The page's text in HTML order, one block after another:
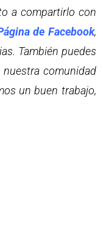
a compartirlo con
de Facebook,
También puedes
nuestra comunidad
un buen trabajo,